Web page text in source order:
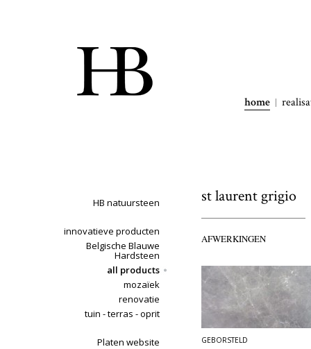
home
HB natuursteen
innovatieve producten
Belgische Blauwe
Hardsteen
all products
mozaïek
renovatie
tuin - terras - oprit
Platen website
st laurent grigio
AFWERKINGEN
GEBORSTELD